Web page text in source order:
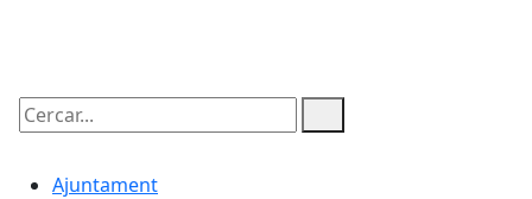
Cercar:
Ajuntament